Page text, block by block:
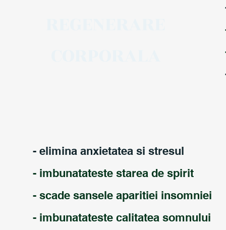
- elimina anxietatea si stresul
- imbunatateste starea de spirit
- scade sansele aparitiei insomniei
- imbunatateste calitatea somnului